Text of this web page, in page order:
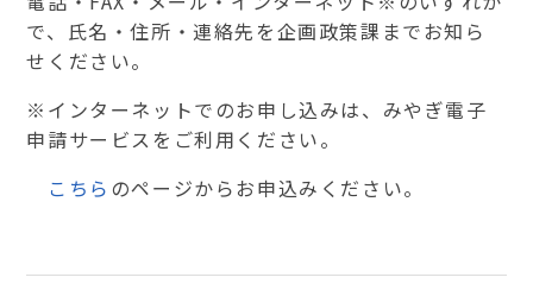
で、氏名・住所・連絡先を企画政策課までお知ら
せください。
※インターネットでのお申し込みは、みやぎ電子
申請サービスをご利用ください。
こちら のページからお申込みください。